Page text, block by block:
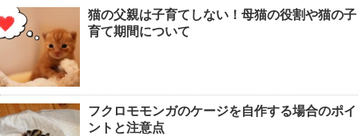
猫の父親は子育てしない！母猫の役割や猫の子
育て期間について
フクロモモンガのケージを自作する場合のポイ
ントと注意点